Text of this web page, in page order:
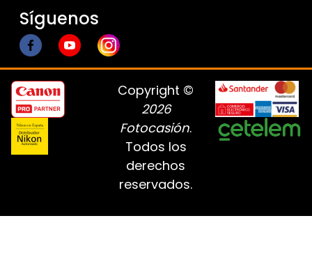
Síguenos
Copyright ©
2026
Fotocasión.
Todos los
derechos
reservados.